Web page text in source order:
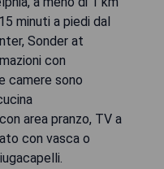
minuti a piedi dal
Sonder at
con
camere sono
area pranzo, TV a
con vasca o